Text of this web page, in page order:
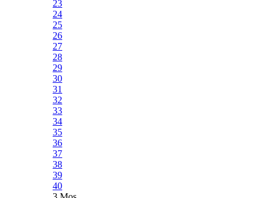
23
24
25
26
27
28
29
30
31
32
33
34
35
36
37
38
39
40